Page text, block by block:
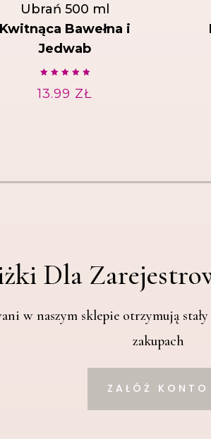
Ubrań 500 ml
Bawełna i
Jedwab
5.00
na 5
13.99 ZŁ
Dla
w naszym sklepie otrzymują
zakupach
ZAŁÓŻ KONTO